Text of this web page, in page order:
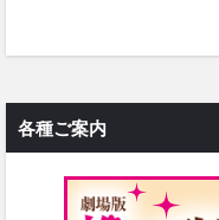
各種ご案内